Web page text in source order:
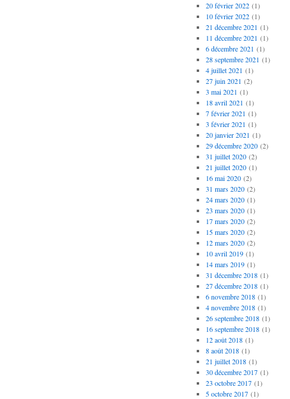
20 février 2022(1)
10 février 2022(1)
21 décembre 2021 (1)
11 décembre 2021 (1)
6 décembre 2021 (1)
28 septembre 2021 (1)
4 juillet 2021 (1)
27 juin 2021 (2)
3 mai 2021 (1)
18 avril 2021 (1)
7 février 2021 (1)
3 février 2021 (1)
20 janvier 2021 (1)
29 décembre 2020(2)
31 juillet 2020(2)
21 juillet 2020(1)
16 mai 2020(2)
31 mars 2020(2)
24 mars 2020(1)
23 mars 2020(1)
17 mars 2020(2)
15 mars 2020(2)
12 mars 2020(2)
10 avril 2019(1)
14 mars 2019(1)
31 décembre 2018(1)
27 décembre 2018(1)
6 novembre 2018(1)
4 novembre 2018(1)
26 septembre 2018(1)
16 septembre 2018(1)
12 août 2018(1)
8 août 2018(1)
21 juillet 2018(1)
30 décembre 2017(1)
23 octobre 2017(1)
5 octobre 2017(1)